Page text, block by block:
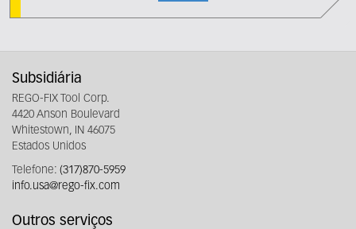
Subsidiária
REGO-FIX Tool Corp.
4420 Anson Boulevard
Whitestown, IN 46075
Estados Unidos
Telefone: (317)870-5959
info.usa@rego-fix.com
Outros serviços